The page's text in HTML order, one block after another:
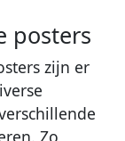
posters
zijn er
Zo